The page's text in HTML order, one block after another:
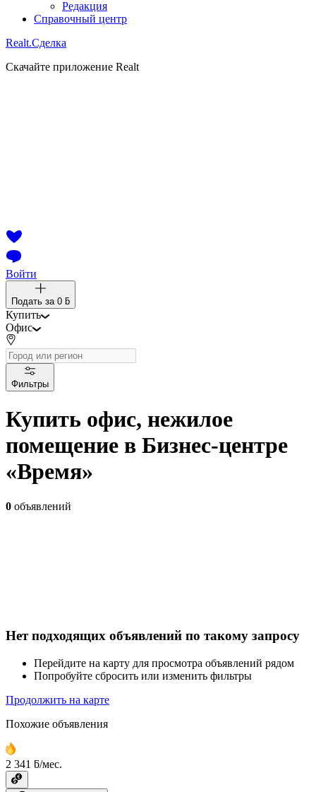
Редакция
Справочный центр
Realt.Сделка
Скачайте приложение Realt
Войти
Подать за 0 ƃ
Купить
Офис
Фильтры
Купить офис, нежилое
помещение в Бизнес-центре
«Время»
0 объявлений
Нет подходящих объявлений по такому запросу
Перейдите на карту для просмотра объявлений рядом
Попробуйте сбросить или изменить фильтры
Продолжить на карте
Похожие объявления
2 341 ƃ/мес.